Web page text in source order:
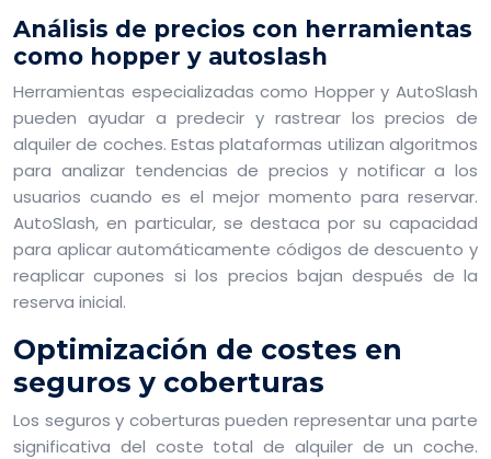
Análisis de precios con herramientas
como hopper y autoslash
Herramientas especializadas como Hopper y AutoSlash
pueden ayudar a predecir y rastrear los precios de
alquiler de coches. Estas plataformas utilizan algoritmos
para analizar tendencias de precios y notificar a los
usuarios cuando es el mejor momento para reservar.
AutoSlash, en particular, se destaca por su capacidad
para aplicar automáticamente códigos de descuento y
reaplicar cupones si los precios bajan después de la
reserva inicial.
Optimización de costes en
seguros y coberturas
Los seguros y coberturas pueden representar una parte
significativa del coste total de alquiler de un coche.